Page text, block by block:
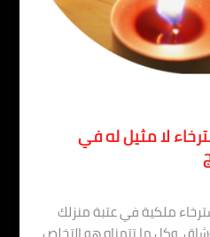
لا مثيل له في
ملكية في عتبة منزلك